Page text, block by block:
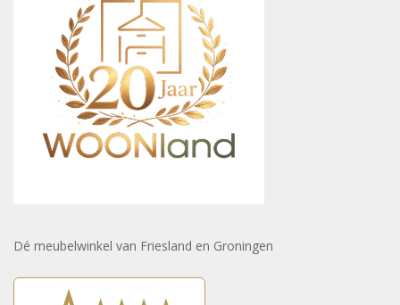
Dé meubelwinkel van Friesland en Groningen